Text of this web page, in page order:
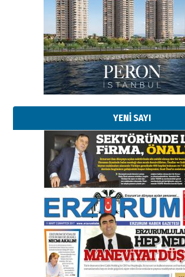
YENİ SAYI
Esat BİNDESEN
Başkan Sekmen’den Erzurum’a
bir vizyon proje daha!
02 Ağustos 2026 Pazar
Kadir SABUNCUOĞLU
Erzurumspor’un köşe taşları
29 Haziran 2026 Pazartesi
Kenan GÜLERCİ
Murat Şahsuvaroğlu ERKON’da
çıtayı yukarı taşırken,
yönetimdekiler aşağı
çekmemeli!
17 Şubat 2026 SalıOrhan BOZKURT
Bir fotoğraf, bir şehir, bir
gazeteci… Dizginler kimin
elinde?
31 Mart 2026 Salı
A. Berhan Yılmaz
BİR BÖLÜM DEĞİL, BİR ÖMÜR
SEÇİYORSUNUZ… “NEDEN
ATATÜRK ÜNİVERSİTESİ?”